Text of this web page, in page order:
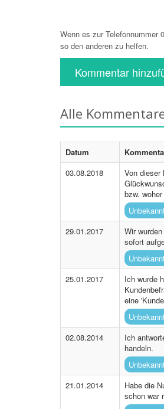
Wenn es zur Telefonnummer
so den anderen zu helfen.
Kommentar
Alle
Datum
03.08.2018
Von
bzw.
29.01.2017
Wir
sofort
25.01.2017
Ich wurde
eine
02.08.2014
Ich
handeln.
21.01.2014
Habe die
schon war